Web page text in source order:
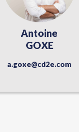
Antoine
GOXE
a.goxe@cd2e.com